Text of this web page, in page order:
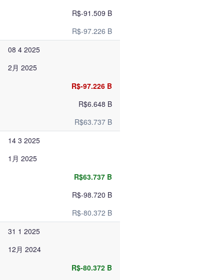
R$-91.509 B
R$-97.226 B
08 4 2025
2月 2025
R$-97.226 B
R$6.648 B
R$63.737 B
14 3 2025
1月 2025
R$63.737 B
R$-98.720 B
R$-80.372 B
31 1 2025
12月 2024
R$-80.372 B